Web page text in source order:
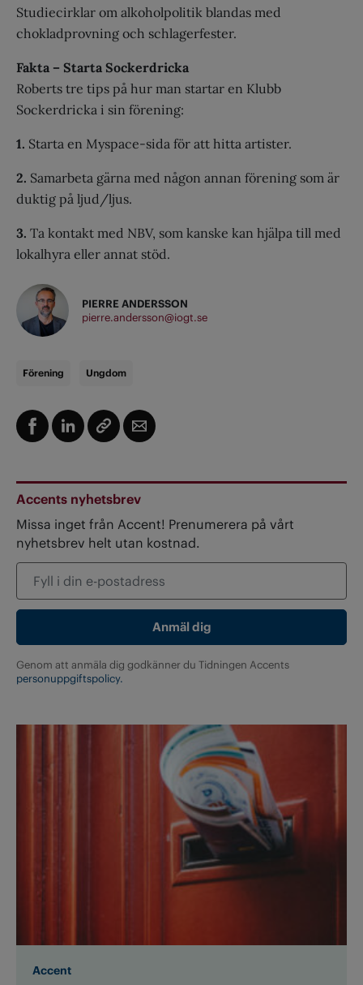
Studiecirklar om alkoholpolitik blandas med
chokladprovning och schlagerfester.
Fakta – Starta Sockerdricka
Roberts tre tips på hur man startar en Klubb
Sockerdricka i sin förening:
1. Starta en Myspace-sida för att hitta artister.
2. Samarbeta gärna med någon annan förening som är
duktig på ljud/ljus.
3. Ta kontakt med NBV, som kanske kan hjälpa till med
lokalhyra eller annat stöd.
PIERRE ANDERSSON
pierre.andersson@iogt.se
Förening Ungdom
Accents nyhetsbrev
Missa inget från Accent! Prenumerera på vårt
nyhetsbrev helt utan kostnad.
Genom att anmäla dig godkänner du Tidningen Accents
personuppgiftspolicy.
Accent